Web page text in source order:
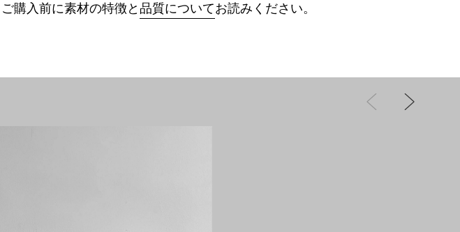
ご購入前に素材の特徴と品質についてお読みください。